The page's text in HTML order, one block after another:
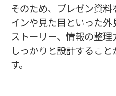
そのため、プレゼン資
インや見た目といった
ストーリー、情報の整
しっかりと設計するこ
す。